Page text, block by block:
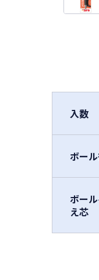
入数
ボー
ボー
え芯